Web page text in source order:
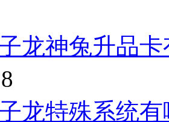
龙神兔升品
龙特殊系统